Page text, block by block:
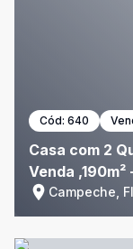
Cód: 640
Casa com 2
Venda
Campeche,